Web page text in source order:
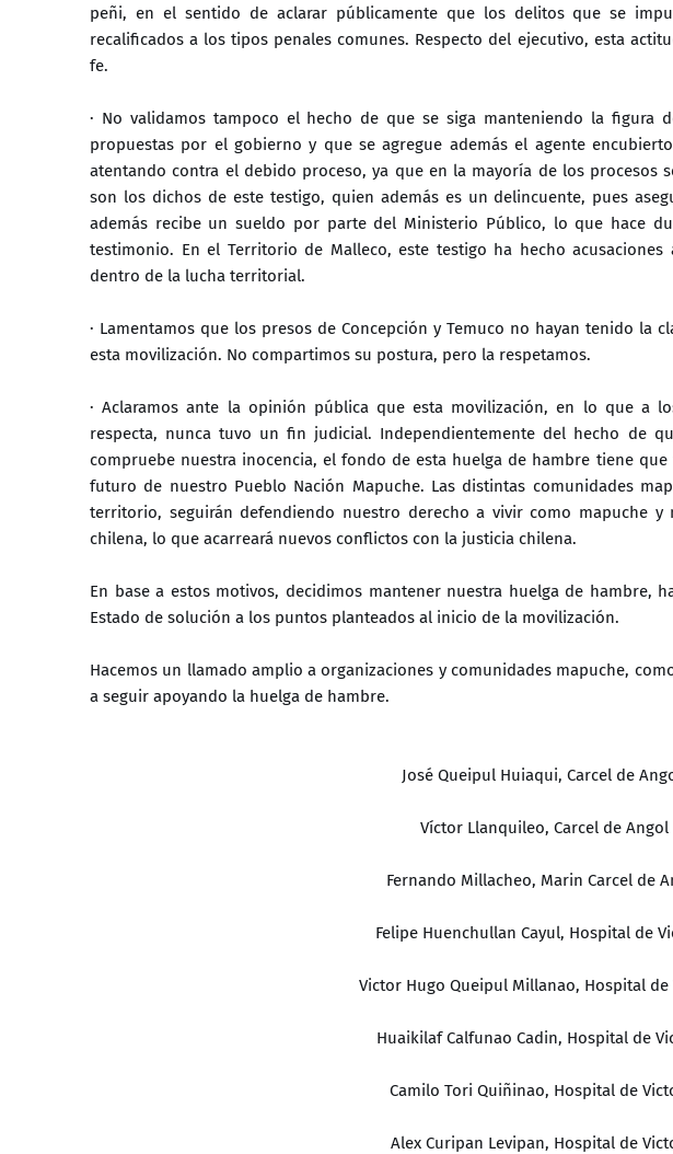
peñi, en el sentido de aclarar públicamente que los delitos que se
recalificados a los tipos penales comunes. Respecto del ejecutivo, esta
fe.
· No validamos tampoco el hecho de que se siga manteniendo la figura
propuestas por el gobierno y que se agregue además el agente
atentando contra el debido proceso, ya que en la mayoría de los procesos
son los dichos de este testigo, quien además es un delincuente, pues
además recibe un sueldo por parte del Ministerio Público, lo que hace
testimonio. En el Territorio de Malleco, este testigo ha hecho
dentro de la lucha territorial.
· Lamentamos que los presos de Concepción y Temuco no hayan tenido la
esta movilización. No compartimos su postura, pero la respetamos.
· Aclaramos ante la opinión pública que esta movilización, en lo que a
respecta, nunca tuvo un fin judicial. Independientemente del hecho de
compruebe nuestra inocencia, el fondo de esta huelga de hambre tiene
futuro de nuestro Pueblo Nación Mapuche. Las distintas comunidades
territorio, seguirán defendiendo nuestro derecho a vivir como mapuche
chilena, lo que acarreará nuevos conflictos con la justicia chilena.
En base a estos motivos, decidimos mantener nuestra huelga de hambre,
Estado de solución a los puntos planteados al inicio de la movilización.
Hacemos un llamado amplio a organizaciones y comunidades mapuche,
a seguir apoyando la huelga de hambre.
José Queipul Huiaqui, Carcel de
Víctor Llanquileo, Carcel de Angol
Fernando Millacheo, Marin Carcel de
Felipe Huenchullan Cayul, Hospital de
Victor Hugo Queipul Millanao, Hospital de
Huaikilaf Calfunao Cadin, Hospital de
Camilo Tori Quiñinao, Hospital de
Alex Curipan Levipan, Hospital de